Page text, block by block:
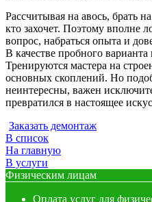
Рассчитывая на авось, брать
кто захочет. Поэтому вполне
вопрос, набраться опыта и
В качестве пробного
Тренируются мастера на
основных скоплений. Но
неинтересны, важен
превратился в настоящее
Заказать демонтаж
В список
На главную
В услуги
Физическим лицам
Оплата услуг для